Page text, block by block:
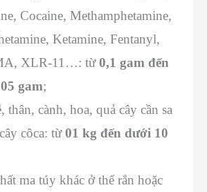
Cocaine, Methamphetamine,
Ketamine, Fentanyl,
XLR-11…: từ0,1 gam đến
gam;
thân, cành, hoa, quả cây cần sa
côca: từ01 kg đến dưới 10
ma túy khác ở thể rắn hoặc